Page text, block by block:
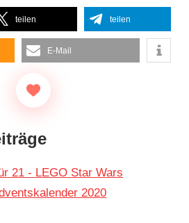
teilen teilen
E-Mail
21 - LEGO Star Wars
2020